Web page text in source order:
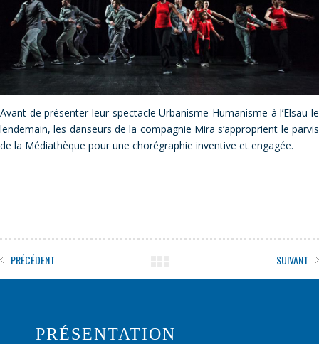
Avant de présenter leur spectacle Urbanisme-Humanisme à l’Elsau le
lendemain, les danseurs de la compagnie Mira s’approprient le parvis
de la Médiathèque pour une chorégraphie inventive et engagée.
PRÉCÉDENT SUIVANT
PRÉSENTATION